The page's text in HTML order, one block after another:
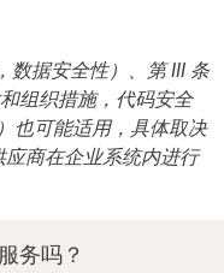
数据安全性）、第 III 条
组织措施，代码安全
也可能适用，具体取决
应商在企业系统内进行
务吗？